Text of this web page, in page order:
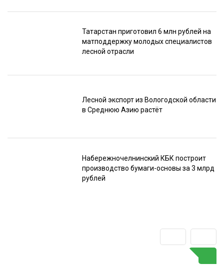
Татарстан приготовил 6 млн рублей на
матподдержку молодых специалистов
лесной отрасли
Лесной экспорт из Вологодской области
в Среднюю Азию растёт
Набережночелнинский КБК построит
производство бумаги-основы за 3 млрд
рублей